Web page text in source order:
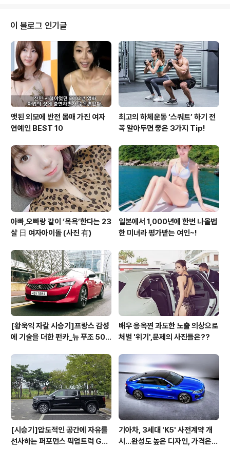
상반기 기준 전 세계 누적 판매량 600만 대를 넘어선 지프
의 스테디셀러 모델이다. 2019년식 그랜드 체로키 리미티
드 3.0 터보 디젤 모델은 지프의 독보적인 오프로드 4X4
시스템은 물론, 럭셔리 세단 수준의 온로드 주행 성능까지
갖췄다. 또한, 전면 범퍼, 그릴 링, 루..
이 블로그 인기글
앳된 외모에 반전 몸매 가진 여자
연예인 BEST 10
최고의 하체운동 ‘스쿼트’ 하기 전
꼭 알아두면 좋은 3가지 Tip!
아빠,오빠랑 같이 ‘목욕’한다는 23
살 日 여자아이돌 (사진 有)
일본에서 1,000년에 한번 나올법
한 미녀라 평가받는 여인~!
[황욱익 자칼 시승기]프랑스 감성
에 기술을 더한 펀카_뉴 푸조 508
배우 응옥찐 과도한 노출 의상으로
처벌 '위기',문제의 사진들은??
[시승기]압도적인 공간에 자유를
선사하는 퍼포먼스 픽업트럭 GM
기아차, 3세대 'K5' 사전계약 개
시...완성도 높은 디자인, 가격은